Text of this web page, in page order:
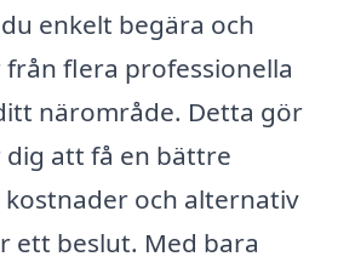
enkelt begära och
flera professionella
närområde. Detta gör
att få en bättre
och alternativ
ett beslut. Med bara